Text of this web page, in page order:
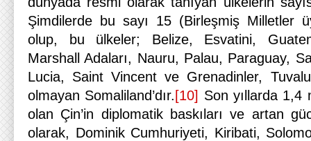
Şimdilerde bu sayı 15 (Birleşmiş Milletler
olup, bu ülkeler; Belize, Esvatini,
Marshall Adaları, Nauru, Palau, Paraguay,
Lucia, Saint Vincent ve Grenadinler,
olmayan Somaliland’dır. [10] Son yıllarda 1,4
olan Çin’in diplomatik baskıları ve artan
olarak, Dominik Cumhuriyeti, Kiribati,